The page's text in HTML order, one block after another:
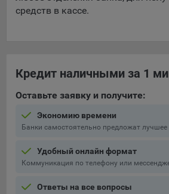
средств в кассе.
Кредит наличными за 1
Оставьте заявку и получите:
Экономию времени
Банки самостоятельно предложат лучшее
Удобный онлайн формат
Коммуникация по телефону или
Ответы на все вопросы